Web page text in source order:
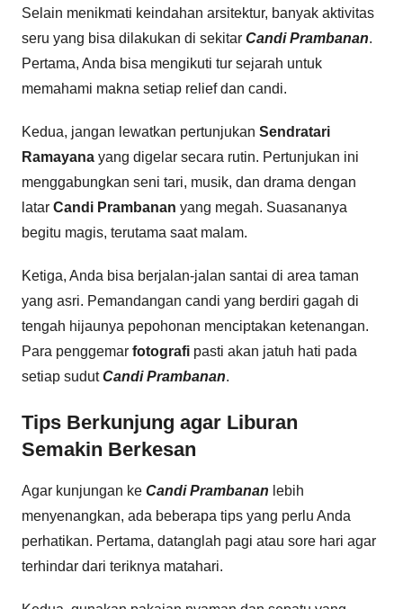
Selain menikmati keindahan arsitektur, banyak aktivitas
seru yang bisa dilakukan di sekitar Candi Prambanan.
Pertama, Anda bisa mengikuti tur sejarah untuk
memahami makna setiap relief dan candi.
Kedua, jangan lewatkan pertunjukan Sendratari
Ramayana yang digelar secara rutin. Pertunjukan ini
menggabungkan seni tari, musik, dan drama dengan
latar Candi Prambanan yang megah. Suasananya
begitu magis, terutama saat malam.
Ketiga, Anda bisa berjalan-jalan santai di area taman
yang asri. Pemandangan candi yang berdiri gagah di
tengah hijaunya pepohonan menciptakan ketenangan.
Para penggemar fotografi pasti akan jatuh hati pada
setiap sudutCandi Prambanan.
Tips Berkunjung agar Liburan
Semakin Berkesan
Agar kunjungan ke Candi Prambanan lebih
menyenangkan, ada beberapa tips yang perlu Anda
perhatikan. Pertama, datanglah pagi atau sore hari agar
terhindar dari teriknya matahari.